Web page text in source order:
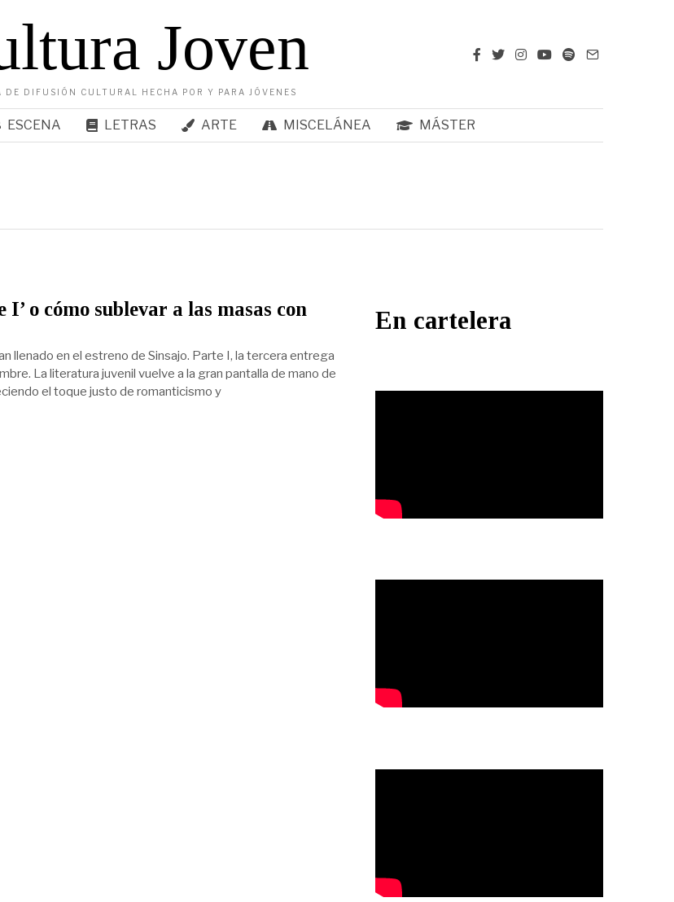
Joven
DE DIFUSIÓN CULTURAL HECHA POR Y PARA JÓVENES
ESCENA LETRAS ARTE MISCELÁNEA MÁSTER
I’ o cómo sublevar a las masas con
llenado en el estreno de Sinsajo. Parte I, la tercera entrega
La literatura juvenil vuelve a la gran pantalla de mano de
el toque justo de romanticismo y
En cartelera